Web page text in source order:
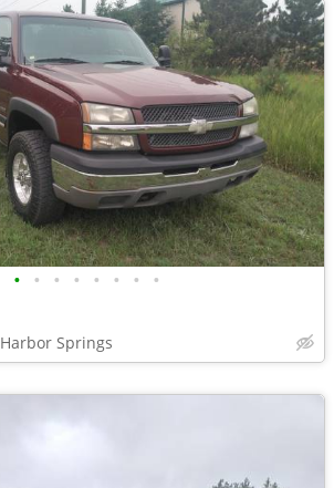
• • • • • • • •
Harbor Springs